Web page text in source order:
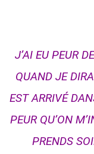
J’AI EU PEUR
QUAND JE
EST ARRIVÉ
PEUR QU’ON
PRENDS